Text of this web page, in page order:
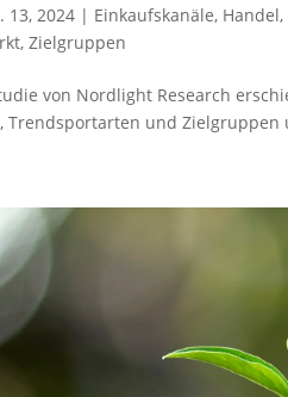
13, 2024 | Einkaufskanäle, Handel,
,Zielgruppen
von Nordlight Research
Trendsportarten und Zielgruppen